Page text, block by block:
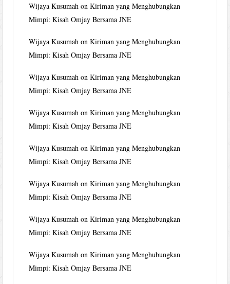
Wijaya Kusumah onKiriman yang Menghubungkan
Mimpi: Kisah Omjay Bersama JNE
Wijaya Kusumah onKiriman yang Menghubungkan
Mimpi: Kisah Omjay Bersama JNE
Wijaya Kusumah onKiriman yang Menghubungkan
Mimpi: Kisah Omjay Bersama JNE
Wijaya Kusumah onKiriman yang Menghubungkan
Mimpi: Kisah Omjay Bersama JNE
Wijaya Kusumah onKiriman yang Menghubungkan
Mimpi: Kisah Omjay Bersama JNE
Wijaya Kusumah onKiriman yang Menghubungkan
Mimpi: Kisah Omjay Bersama JNE
Wijaya Kusumah onKiriman yang Menghubungkan
Mimpi: Kisah Omjay Bersama JNE
Wijaya Kusumah onKiriman yang Menghubungkan
Mimpi: Kisah Omjay Bersama JNE